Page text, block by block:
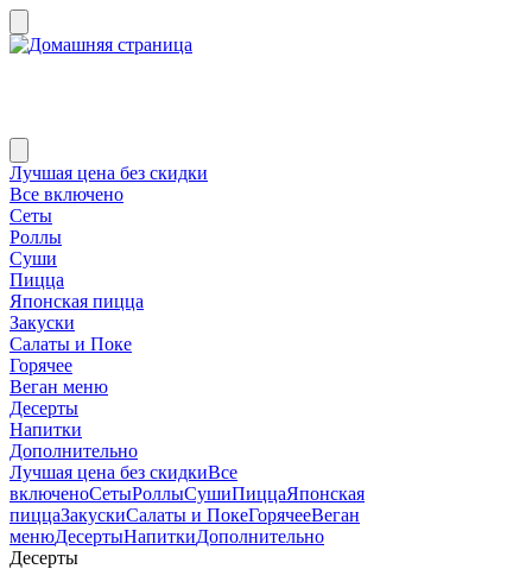
Лучшая цена без скидки
Все включено
Сеты
Роллы
Суши
Пицца
Японская пицца
Закуски
Салаты и Поке
Горячее
Веган меню
Десерты
Напитки
Дополнительно
Лучшая цена без скидкиВсе
включеноСетыРоллыСушиПиццаЯпонская
пиццаЗакускиСалаты и ПокеГорячееВеган
менюДесертыНапиткиДополнительно
Десерты